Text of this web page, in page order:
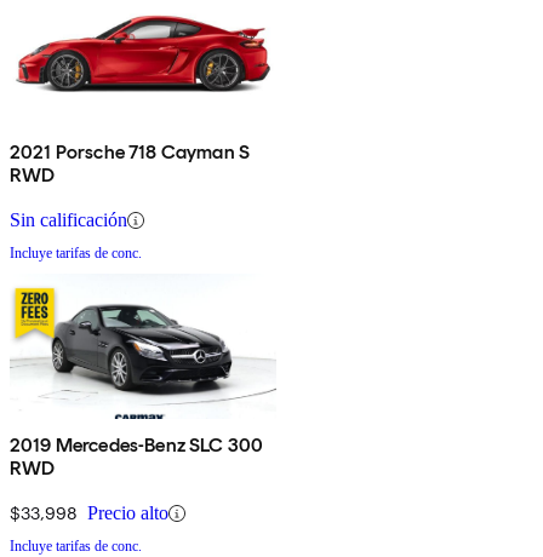
2021 Porsche 718 Cayman S
RWD
Sin calificación
Incluye tarifas de conc.
2019 Mercedes-Benz SLC 300
RWD
$33,998 Precio alto
Incluye tarifas de conc.